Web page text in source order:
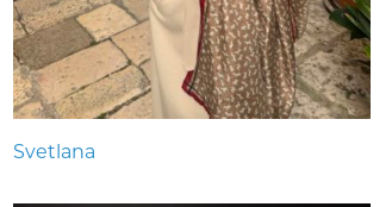
Svetlana